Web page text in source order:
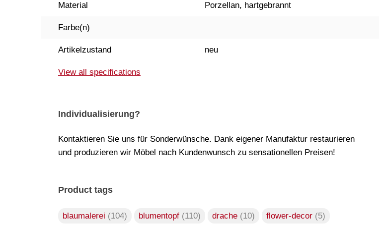
Material Porzellan, hartgebrannt
Farbe(n)
Artikelzustand neu
View all specifications
Individualisierung?
Kontaktieren Sie uns für Sonderwünsche. Dank eigener Manufaktur restaurieren
und produzieren wir Möbel nach Kundenwunsch zu sensationellen Preisen!
Product tags
blaumalerei (104) blumentopf (110) drache (10) flower-decor (5)